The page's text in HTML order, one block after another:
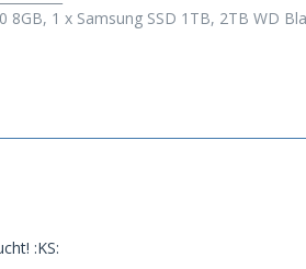
1 x Samsung SSD 1TB, 2TB WD
:KS: